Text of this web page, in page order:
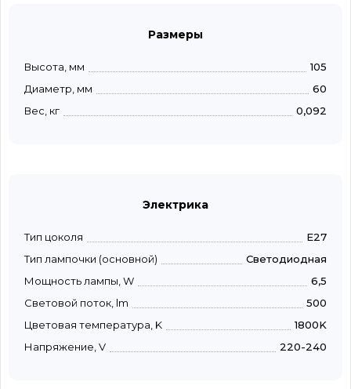
Размеры
Высота, мм
105
Диаметр, мм
60
Вес, кг
0,092
Электрика
Тип цоколя
E27
Тип лампочки (основной)
Светодиодная
Мощность лампы, W
6,5
Световой поток, lm
500
Цветовая температура, K
1800K
Напряжение, V
220-240